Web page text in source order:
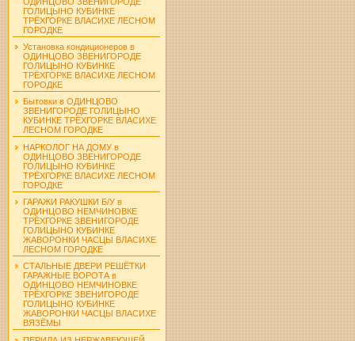
ГОЛИЦЫНО КУБИНКЕ
ТРЁХГОРКЕ ВЛАСИХЕ ЛЕСНОМ
ГОРОДКЕ
Установка кондиционеров в
ОДИНЦОВО ЗВЕНИГОРОДЕ
ГОЛИЦЫНО КУБИНКЕ
ТРЁХГОРКЕ ВЛАСИХЕ ЛЕСНОМ
ГОРОДКЕ
Бытовки в ОДИНЦОВО
ЗВЕНИГОРОДЕ ГОЛИЦЫНО
КУБИНКЕ ТРЁХГОРКЕ ВЛАСИХЕ
ЛЕСНОМ ГОРОДКЕ
НАРКОЛОГ НА ДОМУ в
ОДИНЦОВО ЗВЕНИГОРОДЕ
ГОЛИЦЫНО КУБИНКЕ
ТРЁХГОРКЕ ВЛАСИХЕ ЛЕСНОМ
ГОРОДКЕ
ГАРАЖИ РАКУШКИ Б/У в
ОДИНЦОВО НЕМЧИНОВКЕ
ТРЁХГОРКЕ ЗВЕНИГОРОДЕ
ГОЛИЦЫНО КУБИНКЕ
ЖАВОРОНКИ ЧАСЦЫ ВЛАСИХЕ
ЛЕСНОМ ГОРОДКЕ
СТАЛЬНЫЕ ДВЕРИ РЕШЁТКИ
ГАРАЖНЫЕ ВОРОТА в
ОДИНЦОВО НЕМЧИНОВКЕ
ТРЁХГОРКЕ ЗВЕНИГОРОДЕ
ГОЛИЦЫНО КУБИНКЕ
ЖАВОРОНКИ ЧАСЦЫ ВЛАСИХЕ
ВЯЗЁМЫ